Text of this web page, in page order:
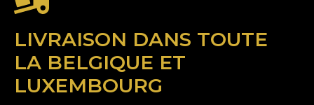
LIVRAISON DANS TOUTE
LA BELGIQUE ET
LUXEMBOURG